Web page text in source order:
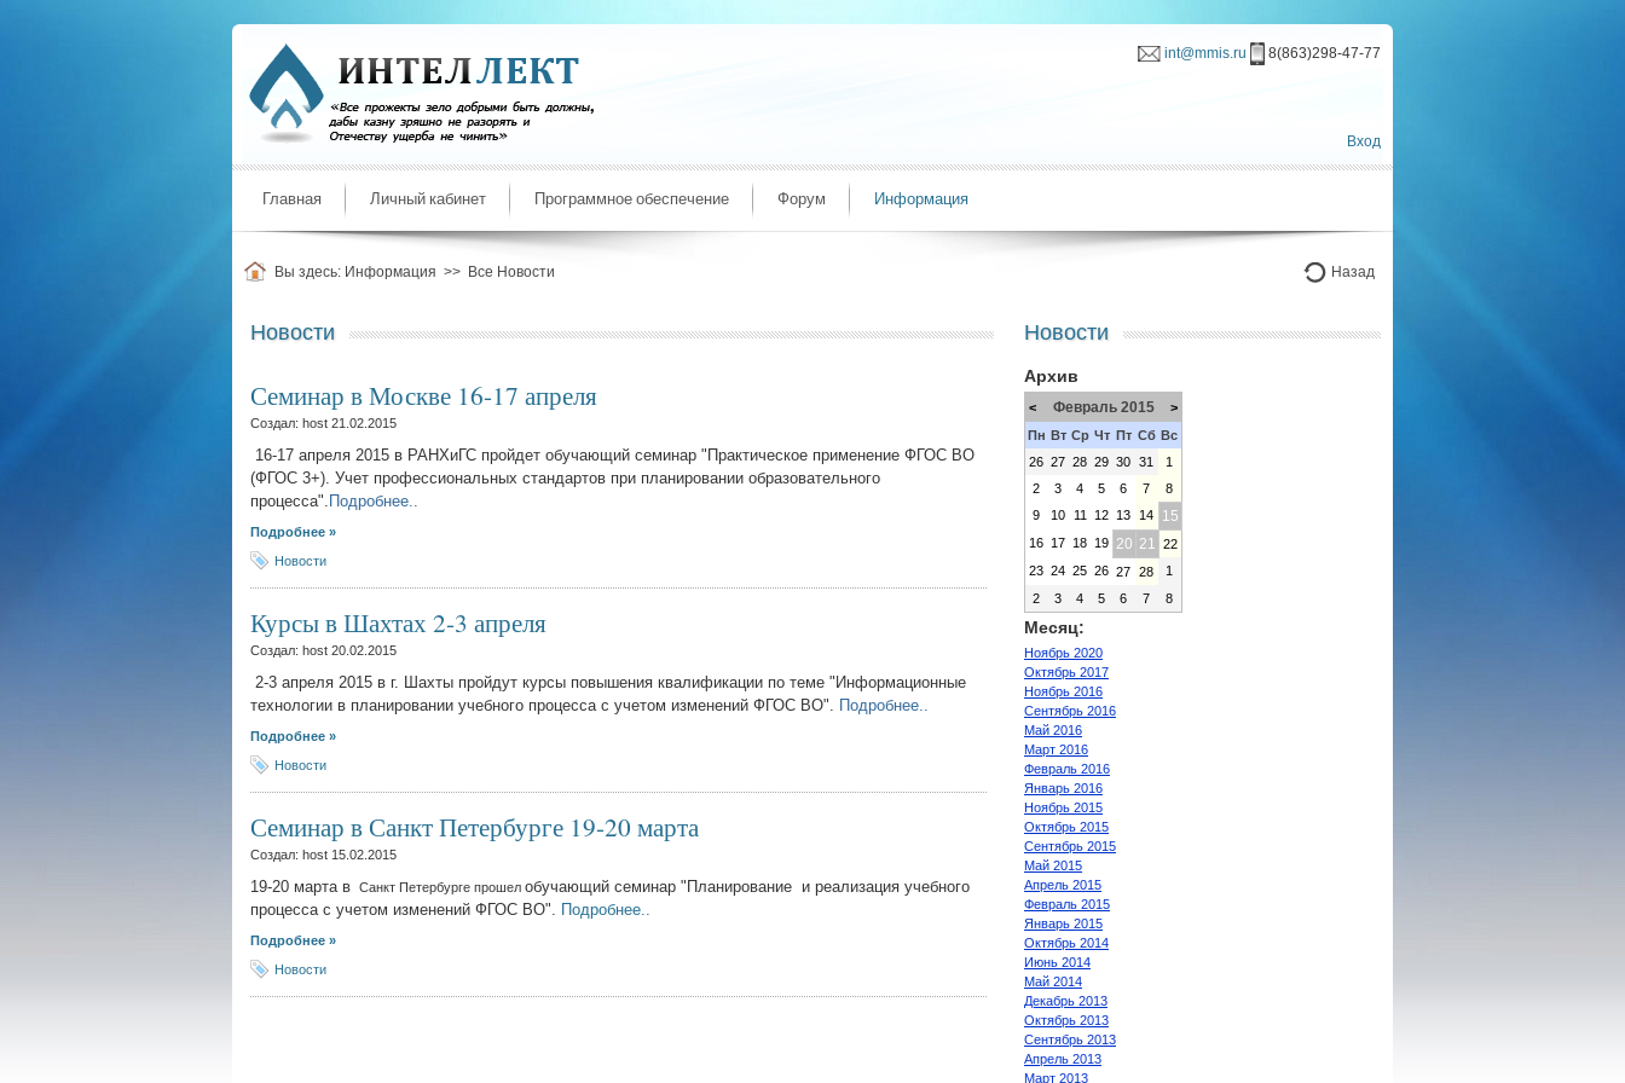
int@mmis.ru 8(863)298-47-77
Вход
Главная Личный кабинет Программное обеспечение Форум Информация
Вы здесь: Информация >> Все Новости Назад
Новости
Семинар в Москве 16-17 апреля
Создал: host 21.02.2015
16-17 апреля 2015 в РАНХиГС пройдет обучающий семинар "Практическое применение ФГОС ВО
(ФГОС 3+). Учет профессиональных стандартов при планировании образовательного
процесса". Подробнее..
Подробнее »
Новости
Курсы в Шахтах 2-3 апреля
Создал: host 20.02.2015
2-3 апреля 2015 в г. Шахты пройдут курсы повышения квалификации по теме "Информационные
технологии в планировании учебного процесса с учетом изменений ФГОC ВО". Подробнее..
Подробнее »
Новости
Семинар в Санкт Петербурге 19-20 марта
Создал: host 15.02.2015
19-20 марта в Санкт Петербурге прошел обучающий семинар "Планирование и реализация учебного
процесса с учетом изменений ФГОС ВО". Подробнее..
Подробнее »
Новости
Новости
Архив
< Февраль 2015
>
Пн Вт Ср Чт Пт Сб Вс
26 27 28 29 30 31
1
2
3 4 5 6 7
8
9
10 11 12 13 14 15
16 17 18 19 20 21 22
23 24 25 26 27 28
1
2
3 4 5 6 7 8
Месяц:
Ноябрь 2020
Октябрь 2017
Ноябрь 2016
Сентябрь 2016
Май 2016
Март 2016
Февраль 2016
Январь 2016
Ноябрь 2015
Октябрь 2015
Сентябрь 2015
Май 2015
Апрель 2015
Февраль 2015
Январь 2015
Октябрь 2014
Июнь 2014
Май 2014
Декабрь 2013
Октябрь 2013
Сентябрь 2013
Апрель 2013
Март 2013